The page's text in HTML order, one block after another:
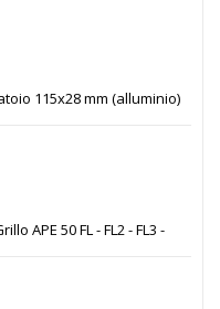
115x28 mm (alluminio)
APE 50 FL - FL2 - FL3 -